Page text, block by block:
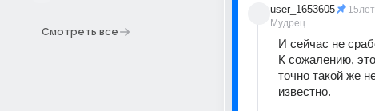
Смотреть все
user_1653605
Мудрец
15лет
И сейчас не
К сожалению,
точно такой же
известно.